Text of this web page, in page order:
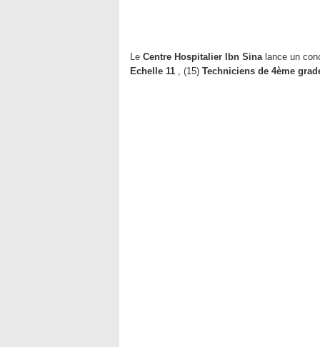
Le Centre Hospitalier Ibn Sinalance un
Echelle 11 , (15) Techniciens de 4ème